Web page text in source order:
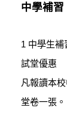
中學補習
1 中學生補
試堂優惠
凡報讀本
堂卷一張。